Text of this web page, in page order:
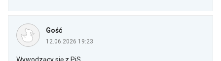
Gość
12.06.2026 19:23